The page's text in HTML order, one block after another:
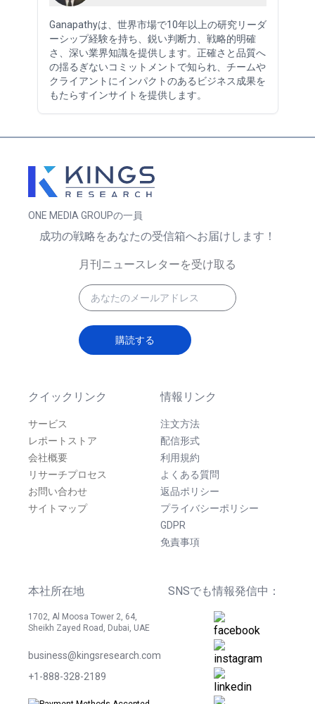
Ganapathyは、世界市場で10年以上の研究リーダ
ーシップ経験を持ち、鋭い判断力、戦略的明確
さ、深い業界知識を提供します。正確さと品質へ
の揺るぎないコミットメントで知られ、チームや
クライアントにインパクトのあるビジネス成果を
もたらすインサイトを提供します。
ONE MEDIA GROUPの一員
クイックリンク
サービス
レポートストア
会社概要
リサーチプロセス
お問い合わせ
サイトマップ
情報リンク
注文方法
配信形式
利用規約
よくある質問
返品ポリシー
プライバシーポリシー
GDPR
免責事項
本社所在地
1702, Al Moosa Tower 2, 64,
Sheikh Zayed Road, Dubai, UAE
business@kingsresearch.com
+1-888-328-2189
SNSでも情報発信中：
成功の戦略をあなたの受信箱へお届けします！
月刊ニュースレターを受け取る
購読する